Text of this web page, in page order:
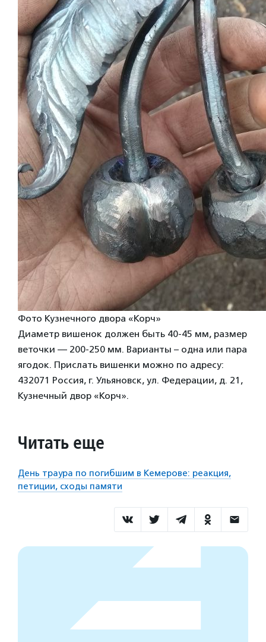
Фото Кузнечного двора «Корч»
Диаметр вишенок должен быть 40-45 мм, размер
веточки — 200-250 мм. Варианты – одна или пара
ягодок. Прислать вишенки можно по адресу:
432071 Россия, г. Ульяновск, ул. Федерации, д. 21,
Кузнечный двор «Корч».
Читать еще
День траура по погибшим в Кемерове: реакция,
петиции, сходы памяти